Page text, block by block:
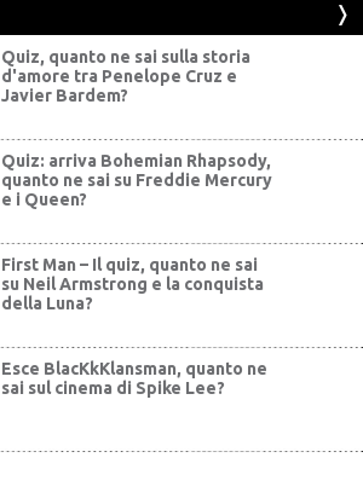
Quiz, quanto ne sai sulla storia
d'amore tra Penelope Cruz e
Javier Bardem?
Quiz: arriva Bohemian Rhapsody,
quanto ne sai su Freddie Mercury
e i Queen?
First Man – Il quiz, quanto ne sai
su Neil Armstrong e la conquista
della Luna?
Esce BlacKkKlansman, quanto ne
sai sul cinema di Spike Lee?